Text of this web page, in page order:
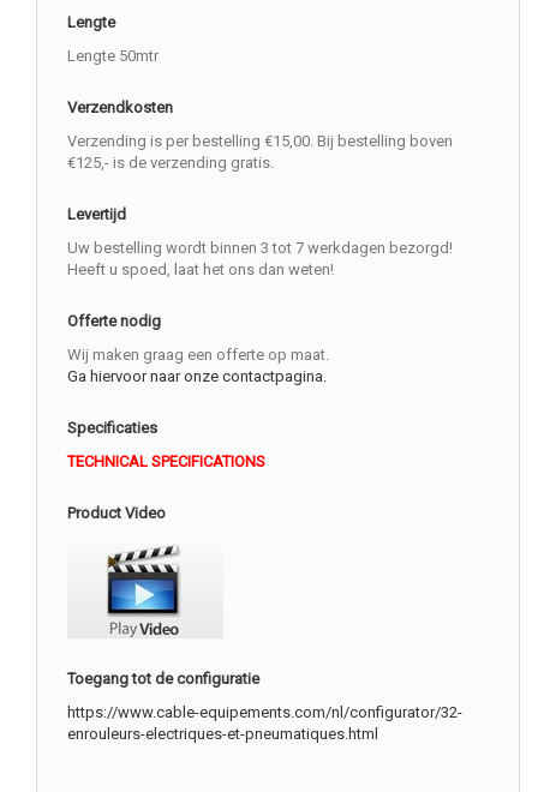
Lengte
Lengte 50mtr
Verzendkosten
Verzending is per bestelling €15,00. Bij bestelling boven
€125,- is de verzending gratis.
Levertijd
Uw bestelling wordt binnen 3 tot 7 werkdagen bezorgd!
Heeft u spoed, laat het ons dan weten!
Offerte nodig
Wij maken graag een offerte op maat.
Ga hiervoor naar onze contactpagina.
Specificaties
TECHNICAL SPECIFICATIONS
Product Video
Toegang tot de configuratie
https://www.cable-equipements.com/nl/configurator/32-
enrouleurs-electriques-et-pneumatiques.html